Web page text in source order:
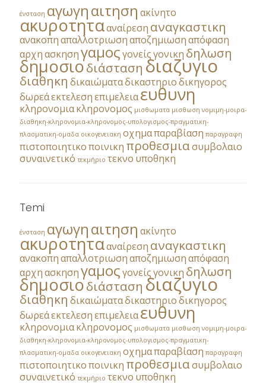
ένσταση αγωγηαιτηση ακίνητο
ακυροτητααναίρεση αναγκαστικη
ανακοπηαπαλλοτριωσηαποζημιωσηαπόφαση
αρχηασκησηγαμοςγονείςγονικη δηλωση
δημοσιοδιάσταση διαζυγιο
διαθηκη δικαιώματαδικαστηριοδικηγορος
δωρεάεκτελεσηεπιμελειαευθυνη
κληρονομιακληρονομος μισθωματα μισθωση νομιμη-μοιρα-
διαθηκη-κληρονομια-κληρονομος-υπολογισμος-πραγματικη-
πλασματικη-ομαδα οικογενειακη οχημαπαραβίαση παραγραφη
πιστοποιητικοποινικη προθεσμιασυμβολαιο
συναινετικό τεκμήριο τεκνο υποθηκη
Temi
ένσταση αγωγηαιτηση ακίνητο
ακυροτητααναίρεση αναγκαστικη
ανακοπηαπαλλοτριωσηαποζημιωσηαπόφαση
αρχηασκησηγαμοςγονείςγονικη δηλωση
δημοσιοδιάσταση διαζυγιο
διαθηκη δικαιώματαδικαστηριοδικηγορος
δωρεάεκτελεσηεπιμελειαευθυνη
κληρονομιακληρονομος μισθωματα μισθωση νομιμη-μοιρα-
διαθηκη-κληρονομια-κληρονομος-υπολογισμος-πραγματικη-
πλασματικη-ομαδα οικογενειακη οχημαπαραβίαση παραγραφη
πιστοποιητικοποινικη προθεσμιασυμβολαιο
συναινετικό τεκμήριο τεκνο υποθηκη